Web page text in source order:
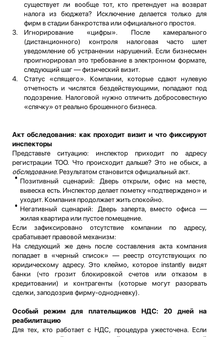
существует ли вообще тот, кто претендует на возврат
налога из бюджета? Исключение делается только для
фирм в стадии банкротства или официального простоя.
Игнорирование «цифры». После камерального
(дистанционного) контроля налоговая часто шлет
уведомление об устранении нарушений. Если бизнесмен
проигнорировал это требование в электронном формате,
следующий шаг — физический визит.
Статус «спящего». Компании, которые сдают нулевую
отчетность и числятся бездействующими, попадают под
подозрение. Налоговой нужно отличить добросовестную
«спячку» от реально брошенного бизнеса.
Акт обследования: как проходит визит и что фиксируют
инспекторы
Представьте ситуацию: инспектор приходит по адресу
регистрации ТОО. Что происходит дальше? Это не обыск, а
обследование. Результатом становится официальный акт.
Позитивный сценарий: Дверь открыли, офис на месте,
вывеска есть. Инспектор делает пометку «подтверждено» и
уходит. Компания продолжает жить спокойно.
Негативный сценарий: Дверь заперта, вместо офиса —
жилая квартира или пустое помещение.
Если зафиксировано отсутствие компании по адресу,
срабатывает правовой механизм:
На следующий же день после составления акта компания
попадает в «черный список» — реестр отсутствующих по
юридическому адресу. Это клеймо, которое instantly видят
банки (что грозит блокировкой счетов или отказом в
кредитовании) и контрагенты (которые могут разорвать
сделки, заподозрив фирму-однодневку).
Особый режим для плательщиков НДС: 20 дней на
реабилитацию
Для тех, кто работает с НДС, процедура ужесточена. Если